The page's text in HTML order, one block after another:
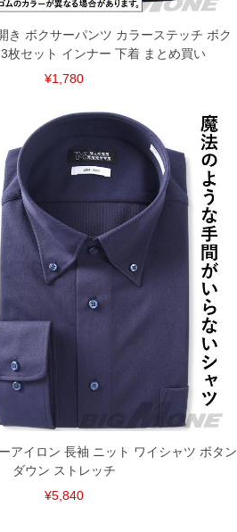
き ボクサーパンツ カラーステッチ ボク
枚セット インナー 下着 まとめ買い
¥1,780
アイロン 長袖 ニット ワイシャツ ボタン
ダウン ストレッチ
¥5,840